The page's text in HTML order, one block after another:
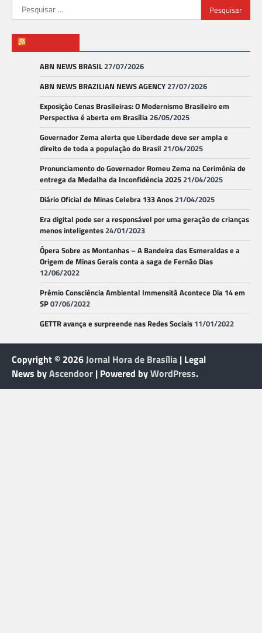
Pesquisar
por:
ABN NEWS BRASIL27/07/2026
ABN NEWS BRAZILIAN NEWS AGENCY27/07/2026
Exposição Cenas Brasileiras: O Modernismo Brasileiro em
Perspectiva é aberta em Brasília26/05/2025
Governador Zema alerta que Liberdade deve ser ampla e
direito de toda a população do Brasil 21/04/2025
Pronunciamento do Governador Romeu Zema na Cerimônia de
entrega da Medalha da Inconfidência 202521/04/2025
Diário Oficial de Minas Celebra 133 Anos21/04/2025
Era digital pode ser a responsável por uma geração de crianças
menos inteligentes24/01/2023
Ópera Sobre as Montanhas – A Bandeira das Esmeraldas e a
Origem de Minas Gerais conta a saga de Fernão Dias
12/06/2022
Prêmio Consciência Ambiental Immensità Acontece Dia 14 em
SP07/06/2022
GETTR avança e surpreende nas Redes Sociais 11/01/2022
Copyright © 2026Jornal Hora de Brasília | Legal
News byAscendoor | Powered byWordPress.